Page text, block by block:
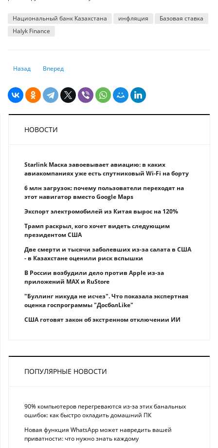
Национальный банк Казахстана инфляция
Базовая ставка
Halyk Finance
Предыдущий: Хватит ли у власти воли и желания вывести экономику
Назад Следующий: Закредитованность населения: какие меры
Вперед
НОВОСТИ
Starlink Маска завоевывает авиацию: в каких
авиакомпаниях уже есть спутниковый Wi-Fi на борту
6 млн загрузок: почему пользователи переходят на
этот навигатор вместо Google Maps
Экспорт электромобилей из Китая вырос на 120%
Трамп раскрыл, кого хочет видеть следующим
президентом США
Две смерти и тысячи заболевших из-за салата в США
- в Казахстане оценили риск вспышки
В России возбудили дело против Apple из-за
приложений MAX и RuStore
"Буллинг никуда не исчез". Что показала экспертная
оценка госпрограммы "ДосболLike"
США готовят закон об экстренном отключении ИИ
ПОПУЛЯРНЫЕ НОВОСТИ
90% компьютеров перегреваются из-за этих банальных
ошибок: как быстро охладить домашний ПК
Новая функция WhatsApp может навредить вашей
приватности: что нужно знать каждому